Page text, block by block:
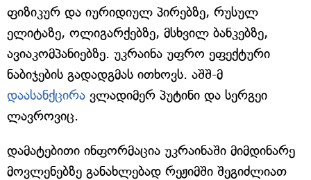
ფიზიკურ და იურიდიულ პირებზე, რუსულ
ელიტაზე, ოლიგარქებზე, მსხვილ ბანკებზე,
ავიაკომპანიებზე. უკრაინა უფრო ეფექტური
ნაბიჯების გადადგმას ითხოვს. აშშ-მ
დაასანქცირა ვლადიმერ პუტინი და სერგეი
ლავროვიც.
დამატებითი ინფორმაცია უკრაინაში მიმდინარე
მოვლენებზე განახლებად რეჟიმში შეგიძლიათ